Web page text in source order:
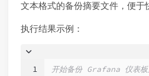
文本格式的备份摘要文件，便于
执行结果示例：
1
开始备份 Grafana 仪表